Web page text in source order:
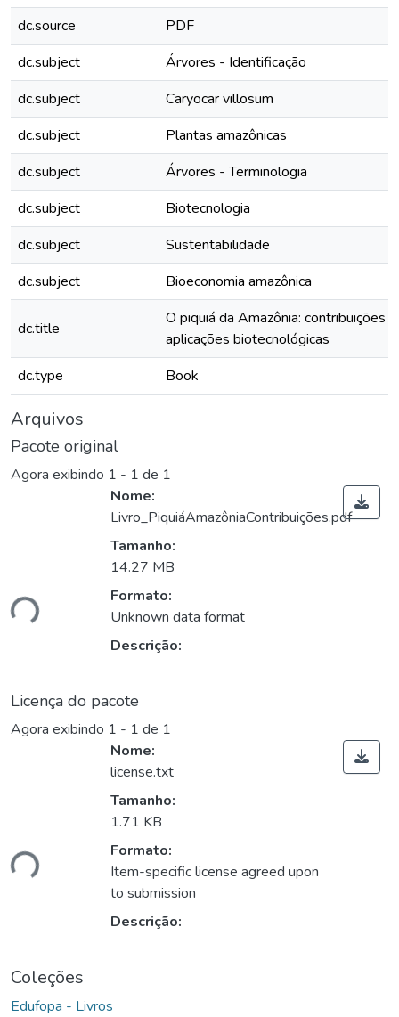
dc.source
PDF
dc.subject
Árvores - Identificação
dc.subject
Caryocar villosum
dc.subject
Plantas amazônicas
dc.subject
Árvores - Terminologia
dc.subject
Biotecnologia
dc.subject
Sustentabilidade
dc.subject
Bioeconomia amazônica
dc.title
O piquiá da Amazônia: contribuições
aplicações biotecnológicas
dc.type
Book
Arquivos
Pacote original
Agora exibindo 1 - 1 de 1
Nome:
Livro_PiquiáAmazôniaContribuições.pdf
Tamanho:
14.27 MB
Formato:
Unknown data format
Descrição:
Licença do pacote
Agora exibindo 1 - 1 de 1
Nome:
license.txt
Tamanho:
1.71 KB
Formato:
Item-specific license agreed upon
to submission
Descrição:
Coleções
Edufopa - Livros